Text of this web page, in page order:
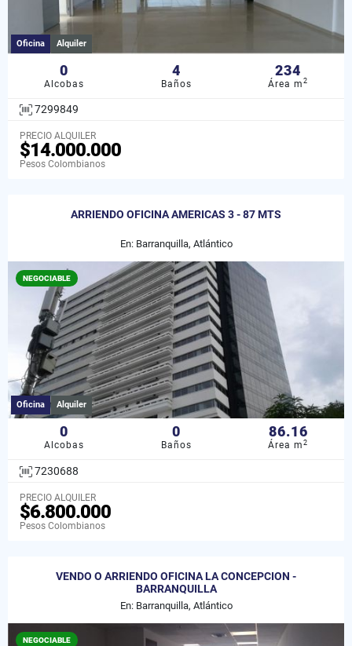
Oficina Alquiler
0
Alcobas
4
Baños
234
Área m2
7299849
PRECIO ALQUILER
$14.000.000
Pesos Colombianos
ARRIENDO OFICINA AMERICAS 3 - 87 MTS
En: Barranquilla, Atlántico
NEGOCIABLE
Oficina Alquiler
0
Alcobas
0
Baños
86.16
Área m2
7230688
PRECIO ALQUILER
$6.800.000
Pesos Colombianos
VENDO O ARRIENDO OFICINA LA CONCEPCION -
BARRANQUILLA
En: Barranquilla, Atlántico
NEGOCIABLE